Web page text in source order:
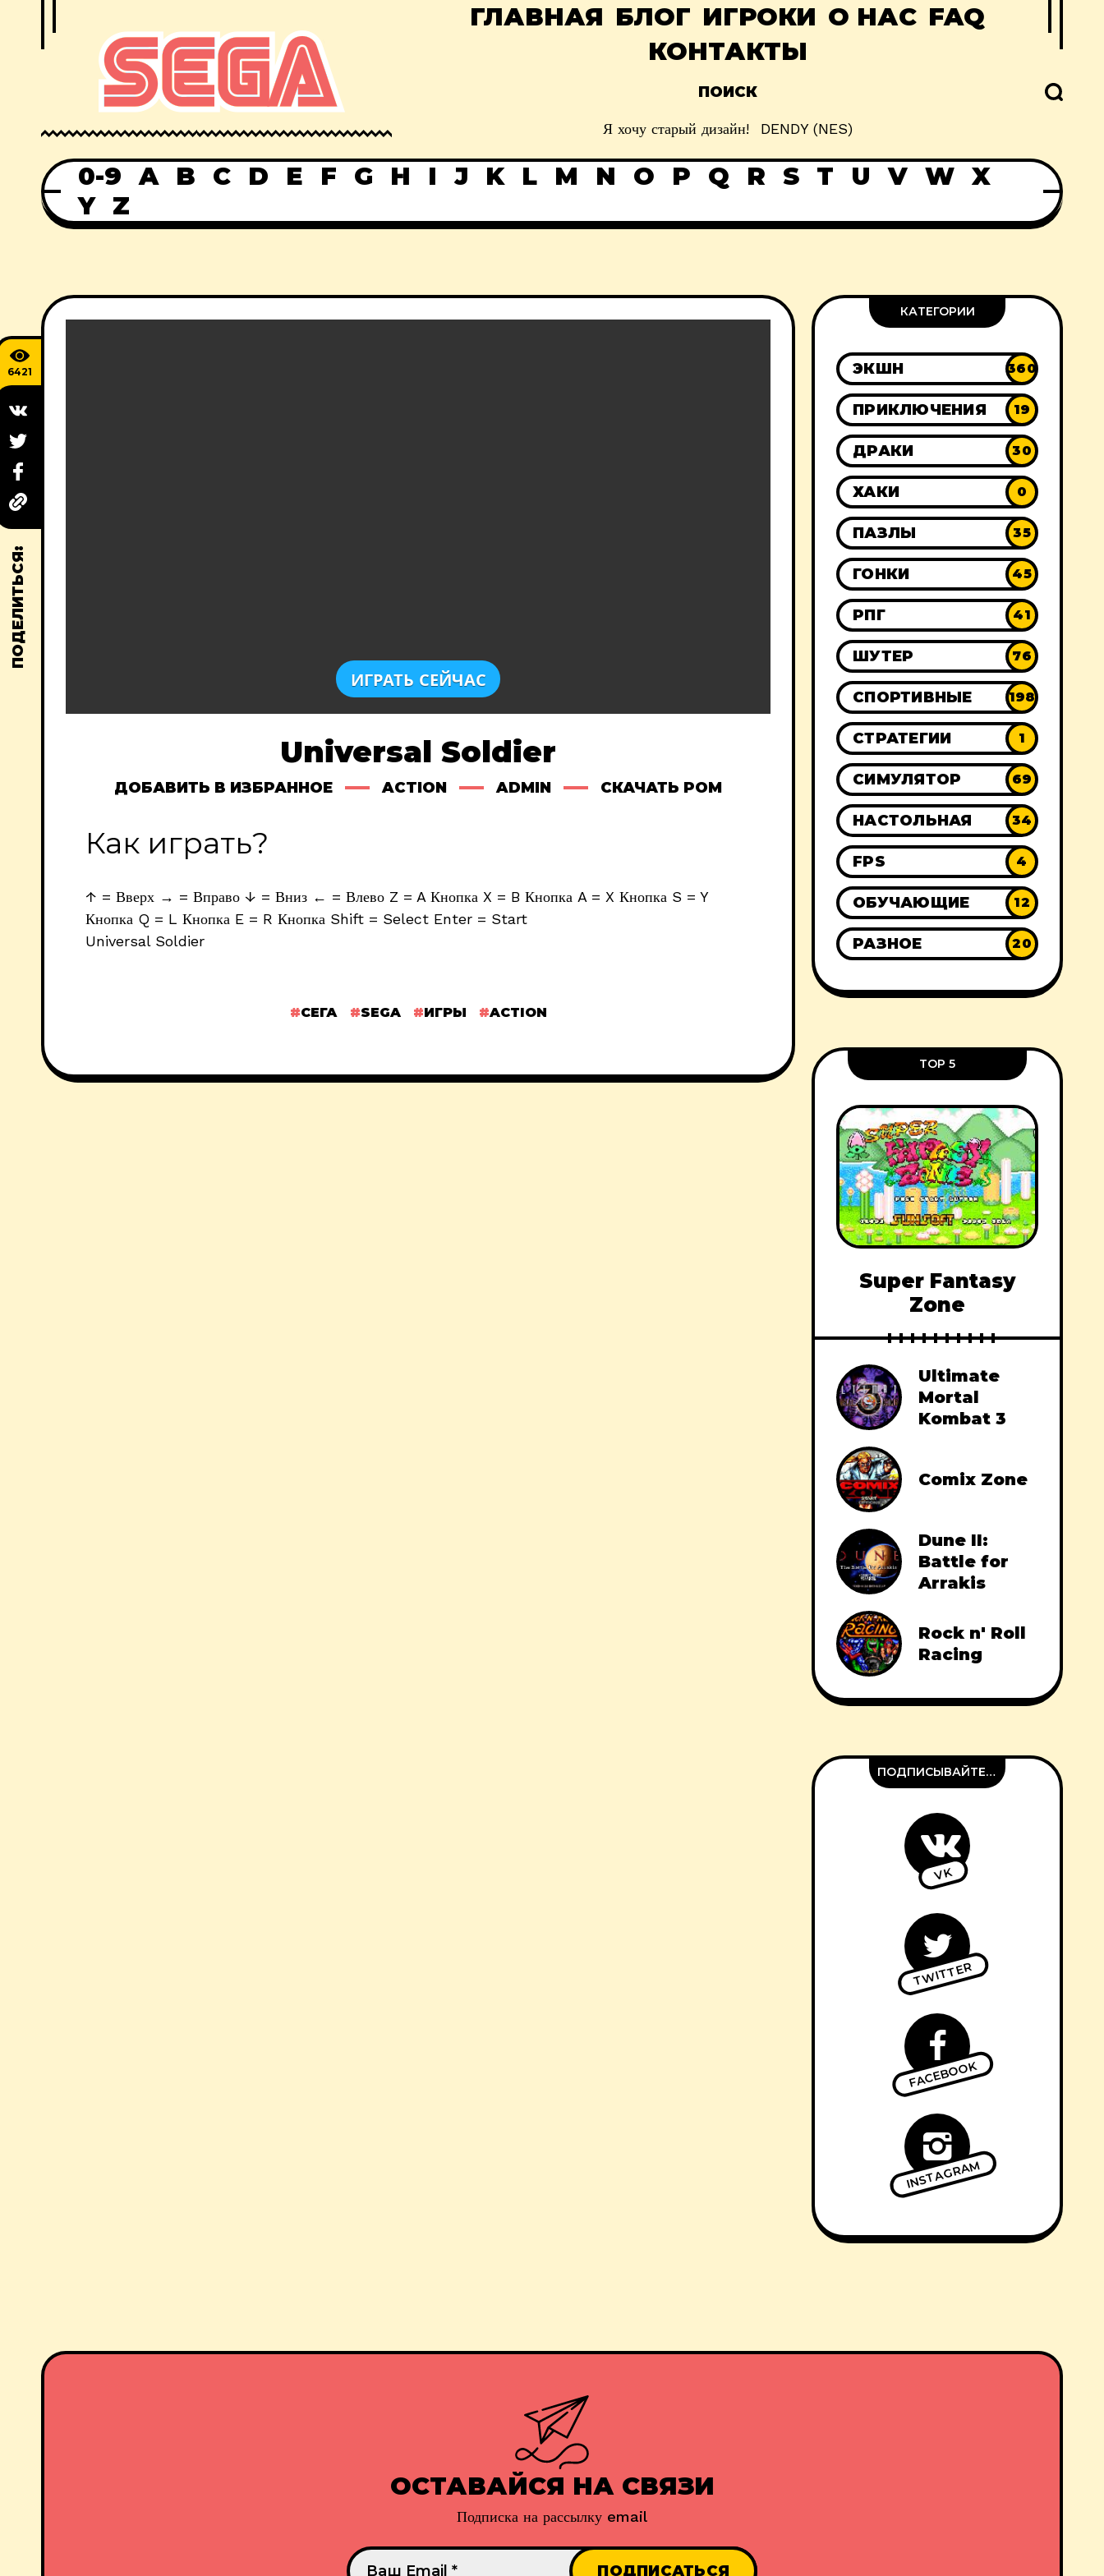
ГЛАВНАЯ БЛОГ ИГРОКИ О НАС FAQ
КОНТАКТЫ
ПОИСК
Я хочу старый дизайн! DENDY (NES)
0-9 A B C D E F G H I J K L M N O P Q R S T U V W X
Y Z
6421
ПОДЕЛИТЬСЯ:
ИГРАТЬ СЕЙЧАС
Universal Soldier
ДОБАВИТЬ В ИЗБРАННОЕ ACTION ADMIN СКАЧАТЬ РОМ
Как играть?
↑ = Вверх → = Вправо ↓ = Вниз ← = Влево Z = A Кнопка X = B Кнопка A = X Кнопка S = Y
Кнопка Q = L Кнопка E = R Кнопка Shift = Select Enter = Start
Universal Soldier
СЕГА SEGA ИГРЫ ACTION
КАТЕГОРИИ
ЭКШН 360
ПРИКЛЮЧЕНИЯ 19
ДРАКИ 30
ХАКИ 0
ПАЗЛЫ 35
ГОНКИ 45
РПГ 41
ШУТЕР 76
СПОРТИВНЫЕ 198
СТРАТЕГИИ 1
СИМУЛЯТОР 69
НАСТОЛЬНАЯ 34
FPS 4
ОБУЧАЮЩИЕ 12
РАЗНОЕ 20
TOP 5
Super Fantasy
Zone
Ultimate
Mortal
Kombat 3
Comix Zone
Dune II:
Battle for
Arrakis
Rock n' Roll
Racing
ПОДПИСЫВАЙТЕСЬ
VK
TWITTER
FACEBOOK
INSTAGRAM
ОСТАВАЙСЯ НА СВЯЗИ
Подписка на рассылку email